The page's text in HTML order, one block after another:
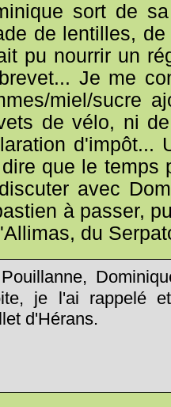
sort de
de lentilles,
pu nourrir un
Je me
miel/sucre
de vélo, ni
d'impôt...
que le temps
avec
à passer,
du
je l'ai rappelé
d'Hérans.